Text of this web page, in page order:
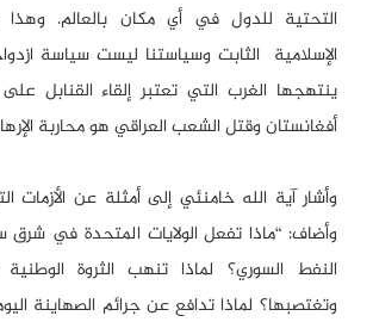
التحتية للدول في أي مكان بالعالم. وهذا
الإسلامية الثابت وسياستنا ليست سياسة
ينتهجها الغرب التي تعتبر إلقاء القنابل
أفغانستان وقتل الشعب العراقي هو محاربة
وأشار آية الله خامنئي إلى أمثلة عن الأزمات
وأضاف: “ماذا تفعل الولايات المتحدة في شرق
النفط السوري؟ لماذا تنهب الثروة
وتغتصبها؟ لماذا تدافع عن جرائم الصهاينة